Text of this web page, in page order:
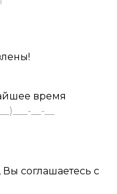
время
соглашаетесь с